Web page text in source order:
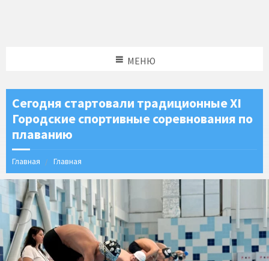
МЕНЮ
Сегодня стартовали традиционные XI
Городские спортивные соревнования по
плаванию
Главная Главная